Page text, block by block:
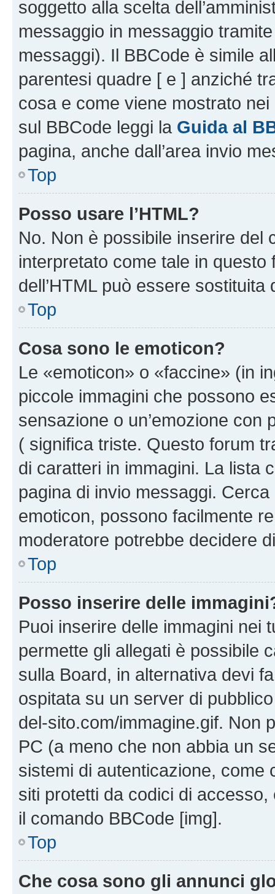
soggetto alla scelta
messaggio in messaggio
messaggi). Il BBCode è simile
parentesi quadre [ e ] anziché
cosa e come viene mostrato
sul BBCode leggi la Guida al
pagina, anche dall’area invio
Top
Posso usare l’HTML?
No. Non è possibile inserire del
interpretato come tale in
dell’HTML può essere sostituita
Top
Cosa sono le emoticon?
Le «emoticon» o «faccine» (in
piccole immagini che possono
sensazione o un’emozione
( significa triste. Questo forum
di caratteri in immagini. La lista
pagina di invio messaggi.
emoticon, possono facilmente
moderatore potrebbe decidere
Top
Posso inserire delle
Puoi inserire delle immagini nei
permette gli allegati è possibile
sulla Board, in alternativa devi
ospitata su un server di
del-sito.com/immagine.gif. Non
PC (a meno che non abbia un
sistemi di autenticazione, come
siti protetti da codici di
il comando BBCode [img].
Top
Che cosa sono gli annunci